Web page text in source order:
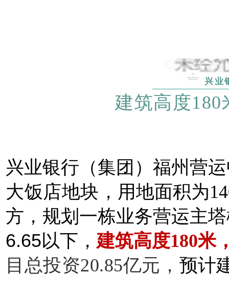
兴业
建筑高度180
兴业银行（集团）福州营
大饭店地块， 用地面积为
方 ， 规划 一栋业务营运主
6.65以下， 建筑高度180米
目 总投资20.85亿元， 预计